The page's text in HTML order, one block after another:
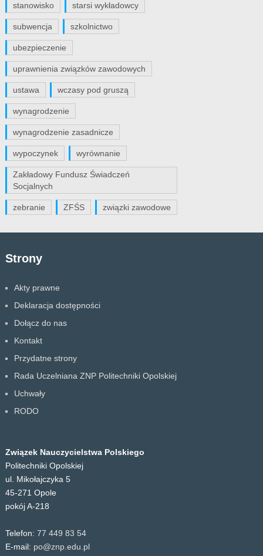
stanowisko starsi wykładowcy
subwencja szkolnictwo
ubezpieczenie
uprawnienia związków zawodowych
ustawa wczasy pod gruszą
wynagrodzenie
wynagrodzenie zasadnicze
wypoczynek wyrównanie
Zakładowy Fundusz Świadczeń
Socjalnych
zebranie ZFŚS związki zawodowe
Strony
Akty prawne
Deklaracja dostępności
Dołącz do nas
Kontakt
Przydatne strony
Rada Uczelniana ZNP Politechniki Opolskiej
Uchwały
RODO
Związek Nauczycielstwa Polskiego
Politechniki Opolskiej
ul. Mikołajczyka 5
45-271 Opole
pokój A-218
Telefon: 77 449 83 54
E-mail: po@znp.edu.pl